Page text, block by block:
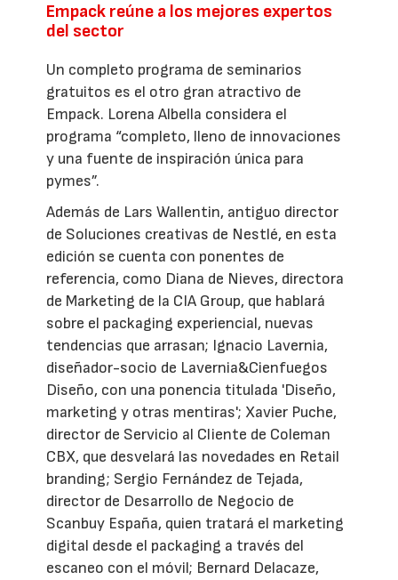
Empack reúne a los mejores expertos
del sector
Un completo programa de seminarios
gratuitos es el otro gran atractivo de
Empack. Lorena Albella considera el
programa “completo, lleno de innovaciones
y una fuente de inspiración única para
pymes”.
Además de Lars Wallentin, antiguo director
de Soluciones creativas de Nestlé, en esta
edición se cuenta con ponentes de
referencia, como Diana de Nieves, directora
de Marketing de la CIA Group, que hablará
sobre el packaging experiencial, nuevas
tendencias que arrasan; Ignacio Lavernia,
diseñador-socio de Lavernia&Cienfuegos
Diseño, con una ponencia titulada 'Diseño,
marketing y otras mentiras'; Xavier Puche,
director de Servicio al Cliente de Coleman
CBX, que desvelará las novedades en Retail
branding; Sergio Fernández de Tejada,
director de Desarrollo de Negocio de
Scanbuy España, quien tratará el marketing
digital desde el packaging a través del
escaneo con el móvil; Bernard Delacaze,